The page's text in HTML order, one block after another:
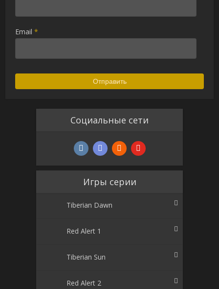
Email*
Социальные сети
Игры серии
Tiberian Dawn
Red Alert 1
Tiberian Sun
Red Alert 2